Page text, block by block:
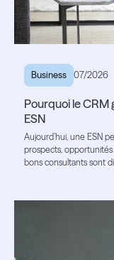
Business 07/2026
Pourquoi le
ESN
Aujourd’hui, une ESN
prospects, opportunités
bons consultants sont